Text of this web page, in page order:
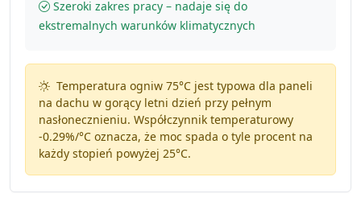
Szeroki zakres pracy – nadaje się do
ekstremalnych warunków klimatycznych
Temperatura ogniw 75°C jest typowa dla paneli
na dachu w gorący letni dzień przy pełnym
nasłonecznieniu. Współczynnik temperaturowy
-0.29%/°Coznacza, że moc spada o tyle procent na
każdy stopień powyżej 25°C.